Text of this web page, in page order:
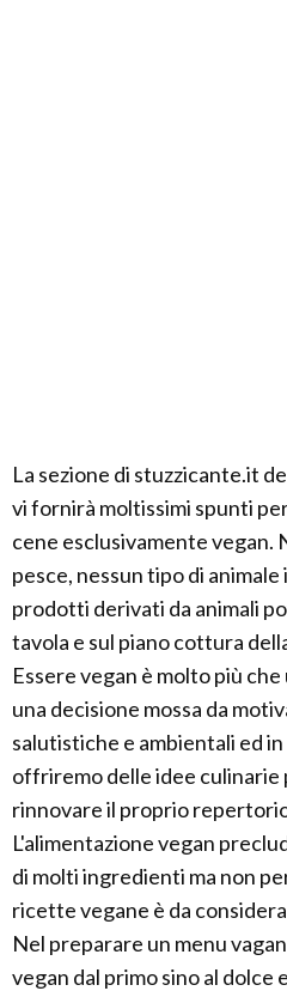
La sezione di stuzzicante.it
vi fornirà moltissimi spunti
cene esclusivamente vegan.
pesce, nessun tipo di
prodotti derivati da animali
tavola e sul piano cottura
Essere vegan è molto più
una decisione mossa da
salutistiche e ambientali ed
offriremo delle idee culinarie
rinnovare il proprio
L'alimentazione vegan
di molti ingredienti ma non
ricette vegane è da
Nel preparare un menu
vegan dal primo sino al dolce